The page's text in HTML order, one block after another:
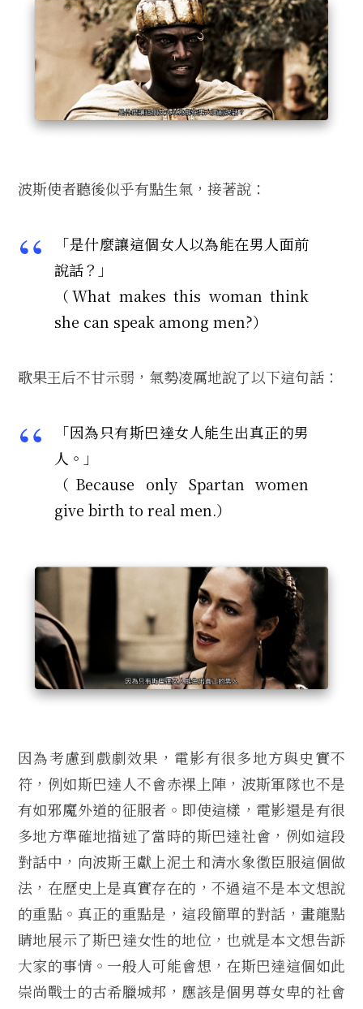
波斯使者聽後似乎有點生氣，接著說：
「是什麼讓這個女人以為能在男人面前
說話？」
（What makes this woman think
she can speak among men?）
歌果王后不甘示弱，氣勢凌厲地說了以下這句話：
「因為只有斯巴達女人能生出真正的男
人。」
（Because only Spartan women
give birth to real men.）
因為考慮到戲劇效果，電影有很多地方與史實不
符，例如斯巴達人不會赤裸上陣，波斯軍隊也不是
有如邪魔外道的征服者。即使這樣，電影還是有很
多地方準確地描述了當時的斯巴達社會，例如這段
對話中，向波斯王獻上泥土和清水象徵臣服這個做
法，在歷史上是真實存在的，不過這不是本文想說
的重點。真正的重點是，這段簡單的對話，畫龍點
睛地展示了斯巴達女性的地位，也就是本文想告訴
大家的事情。一般人可能會想，在斯巴達這個如此
崇尚戰士的古希臘城邦，應該是個男尊女卑的社會